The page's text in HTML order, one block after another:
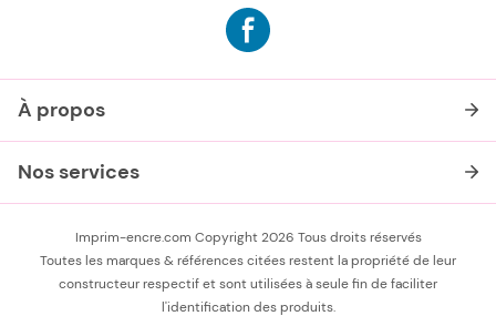
À propos
Nos services
Imprim-encre.com Copyright 2026 Tous droits réservés
Toutes les marques & références citées restent la propriété de leur
constructeur respectif et sont utilisées à seule fin de faciliter
l'identification des produits.